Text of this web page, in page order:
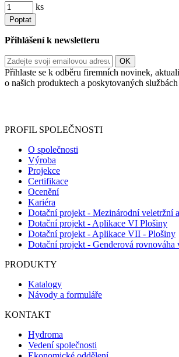
ks
Poptat
Přihlášení k newsletteru
Přihlaste se k odběru firemních novinek,
o našich produktech a poskytovaných službách
PROFIL SPOLEČNOSTI
O společnosti
Výroba
Projekce
Certifikace
Ocenění
Kariéra
Dotační projekt - Mezinárodní veletržní
Dotační projekt - Aplikace VI Plošiny
Dotační projekt - Aplikace VII - Plošiny
Dotační projekt - Genderová rovnováha
PRODUKTY
Katalogy
Návody a formuláře
KONTAKT
Hydroma
Vedení společnosti